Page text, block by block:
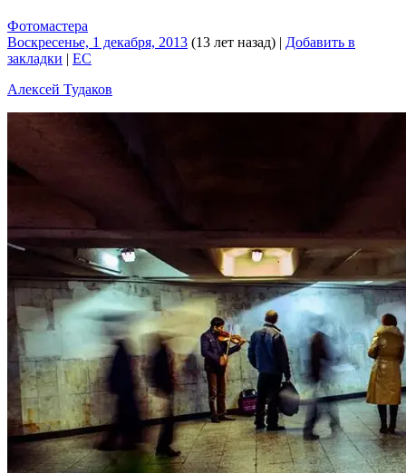
Фотомастера
Воскресенье, 1 декабря, 2013 (13 лет назад) | Добавить в
закладки | EC
Алексей Тудаков